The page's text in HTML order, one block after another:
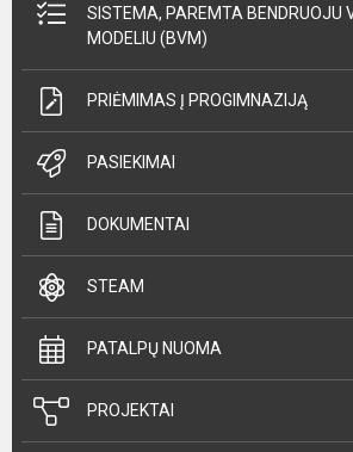
SISTEMA, PAREMTA BENDRUOJU
MODELIU (BVM)
PRIĖMIMAS Į PROGIMNAZIJĄ
PASIEKIMAI
DOKUMENTAI
STEAM
PATALPŲ NUOMA
PROJEKTAI